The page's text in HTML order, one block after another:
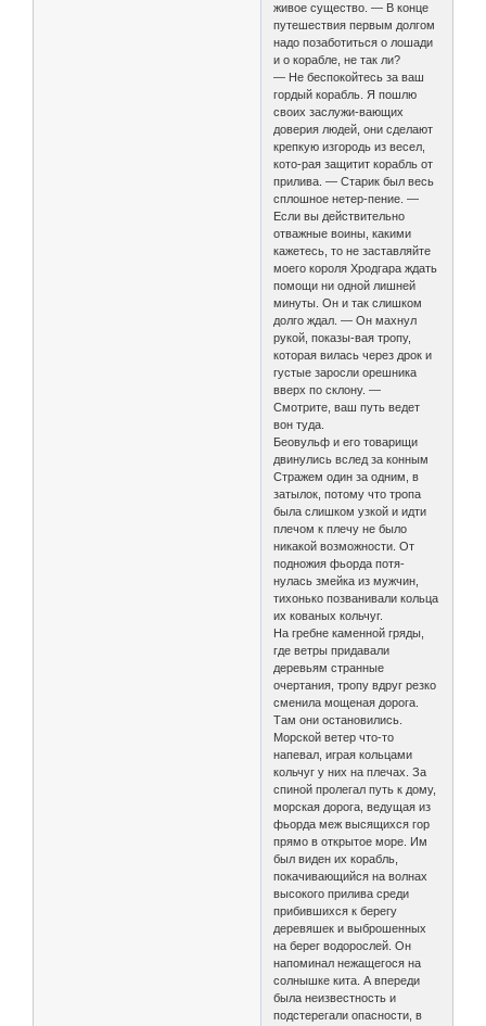
живое существо. — В конце
путешествия первым долгом
надо позаботиться о лошади
и о корабле, не так ли?
— Не беспокойтесь за ваш
гордый корабль. Я пошлю
своих заслужи-вающих
доверия людей, они сделают
крепкую изгородь из весел,
кото-рая защитит корабль от
прилива. — Старик был весь
сплошное нетер-пение. —
Если вы действительно
отважные воины, какими
кажетесь, то не заставляйте
моего короля Хродгара ждать
помощи ни одной лишней
минуты. Он и так слишком
долго ждал. — Он махнул
рукой, показы-вая тропу,
которая вилась через дрок и
густые заросли орешника
вверх по склону. —
Смотрите, ваш путь ведет
вон туда.
Беовульф и его товарищи
двинулись вслед за конным
Стражем один за одним, в
затылок, потому что тропа
была слишком узкой и идти
плечом к плечу не было
никакой возможности. От
подножия фьорда потя-
нулась змейка из мужчин,
тихонько позванивали кольца
их кованых кольчуг.
На гребне каменной гряды,
где ветры придавали
деревьям странные
очертания, тропу вдруг резко
сменила мощеная дорога.
Там они остановились.
Морской ветер что-то
напевал, играя кольцами
кольчуг у них на плечах. За
спиной пролегал путь к дому,
морская дорога, ведущая из
фьорда меж высящихся гор
прямо в открытое море. Им
был виден их корабль,
покачивающийся на волнах
высокого прилива среди
прибившихся к берегу
деревяшек и выброшенных
на берег водорослей. Он
напоминал нежащегося на
солнышке кита. А впереди
была неизвестность и
подстерегали опасности, в